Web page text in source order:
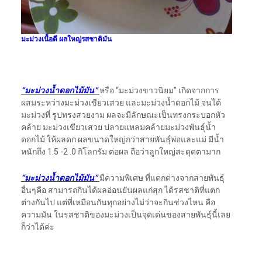
มะม่วงเนื้อดี ผลใหญ่รสชาติมัน
“มะม่วงน้ำดอกไม้มัน”หรือ “มะม่วงขาวนิยม” เกิดจากการ
ผสมระหว่างมะม่วงเขียวเสวย และมะม่วงน้ำดอกไม้ จนได้
มะม่วงที่ รูปทรงสวยงาม ผลจะมีลักษณะเป็นทรงกระบอกหัว
คล้าย มะม่วงเขียวเสวย ปลายแหลมคล้ายมะม่วงพันธุ์น้ำ
ดอกไม้ ให้ผลดก ผลขนาดใหญ่กว่าสายพันธุ์พ่อและแม่ มีน้ำ
หนักถึง 1.5 -2 .0 กิโลกรัม ต่อผล ถือว่าลูกใหญ่สะดุดตามาก
“มะม่วงน้ำดอกไม้มัน” มีความพิเศษ ที่แตกต่างจากสายพันธุ์
อื่นๆคือ สามารถกินได้ผลอ่อนยันผลแก่สุก ได้รสชาติที่แตก
ต่างกันไป แต่ที่เหมือนกันทุกอย่างไม่ว่าจะกินช่วงไหน คือ
ความมัน ในรสชาติของมะม่วงเป็นจุดเด่นของสายพันธุ์นี้เลย
ก็ว่าได้ค่ะ